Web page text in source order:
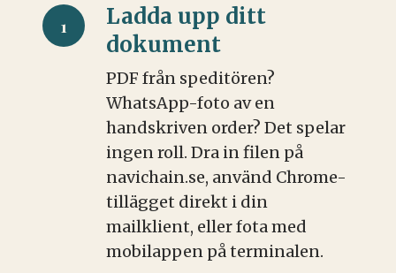
1
Ladda upp ditt
dokument
PDF från speditören?
WhatsApp-foto av en
handskriven order? Det spelar
ingen roll. Dra in filen på
navichain.se, använd Chrome-
tillägget direkt i din
mailklient, eller fota med
mobilappen på terminalen.